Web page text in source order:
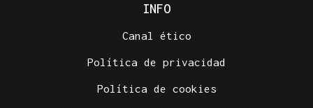
INFO
Canal ético
Política de privacidad
Política de cookies